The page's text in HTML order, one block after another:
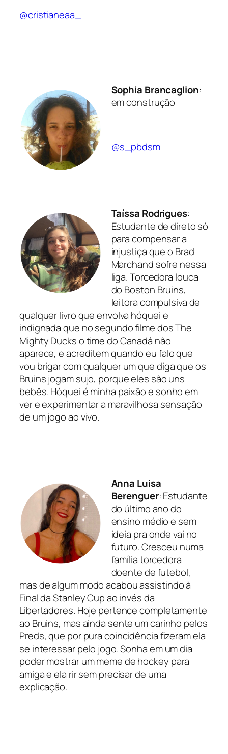
@cristianeaa_
Sophia Brancaglion:
em construção
@s_pbdsm
Taíssa Rodrigues:
Estudante de direto só
para compensar a
injustiça que o Brad
Marchand sofre nessa
liga. Torcedora louca
do Boston Bruins,
leitora compulsiva de
qualquer livro que envolva hóquei e
indignada que no segundo filme dos The
Mighty Ducks o time do Canadá não
aparece, e acreditem quando eu falo que
vou brigar com qualquer um que diga que os
Bruins jogam sujo, porque eles são uns
bebês. Hóquei é minha paixão e sonho em
ver e experimentar a maravilhosa sensação
de um jogo ao vivo.
Anna Luisa
Berenguer: Estudante
do último ano do
ensino médio e sem
ideia pra onde vai no
futuro. Cresceu numa
família torcedora
doente de futebol,
mas de algum modo acabou assistindo à
Final da Stanley Cup ao invés da
Libertadores. Hoje pertence completamente
ao Bruins, mas ainda sente um carinho pelos
Preds, que por pura coincidência fizeram ela
se interessar pelo jogo. Sonha em um dia
poder mostrar um meme de hockey para
amiga e ela rir sem precisar de uma
explicação.